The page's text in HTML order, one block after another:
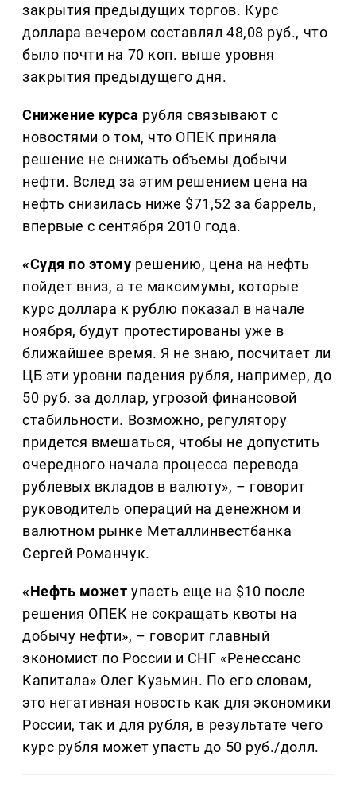
закрытия предыдущих торгов. Курс
доллара вечером составлял 48,08 руб., что
было почти на 70 коп. выше уровня
закрытия предыдущего дня.
Снижение курса рубля связывают с
новостями о том, что ОПЕК приняла
решение не снижать объемы добычи
нефти. Вслед за этим решением цена на
нефть снизилась ниже $71,52 за баррель,
впервые с сентября 2010 года.
«Судя по этому решению, цена на нефть
пойдет вниз, а те максимумы, которые
курс доллара к рублю показал в начале
ноября, будут протестированы уже в
ближайшее время. Я не знаю, посчитает ли
ЦБ эти уровни падения рубля, например, до
50 руб. за доллар, угрозой финансовой
стабильности. Возможно, регулятору
придется вмешаться, чтобы не допустить
очередного начала процесса перевода
рублевых вкладов в валюту», – говорит
руководитель операций на денежном и
валютном рынке Металлинвестбанка
Сергей Романчук.
«Нефть может упасть еще на $10 после
решения ОПЕК не сокращать квоты на
добычу нефти», – говорит главный
экономист по России и СНГ «Ренессанс
Капитала» Олег Кузьмин. По его словам,
это негативная новость как для экономики
России, так и для рубля, в результате чего
курс рубля может упасть до 50 руб./долл.